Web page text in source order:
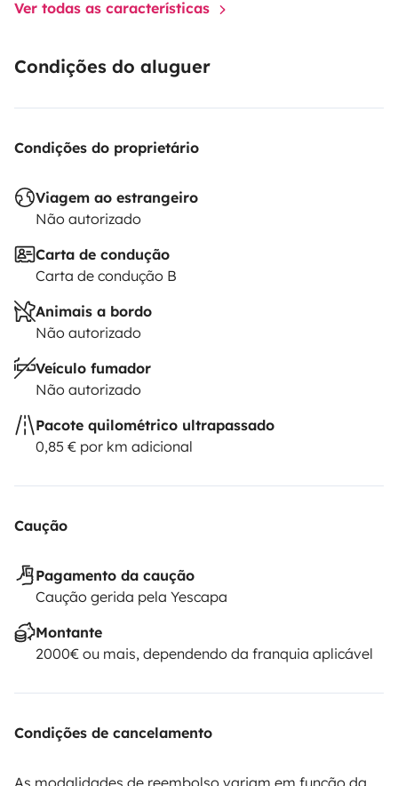
Ver todas as características
Condições do aluguer
Condições do proprietário
Viagem ao estrangeiro
Não autorizado
Carta de condução
Carta de condução B
Animais a bordo
Não autorizado
Veículo fumador
Não autorizado
Pacote quilométrico ultrapassado
0,85 € por km adicional
Caução
Pagamento da caução
Caução gerida pela Yescapa
Montante
2000€ ou mais, dependendo da franquia aplicável
Condições de cancelamento
As modalidades de reembolso variam em função da